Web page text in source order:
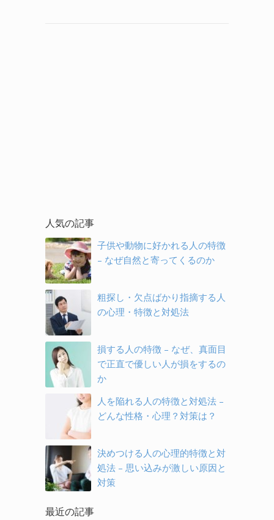
人気の記事
子供や動物に好かれる人の特徴
– なぜ自然と寄ってくるのか
粗探し・欠点ばかり指摘する人
の心理・特徴と対処法
損する人の特徴 – なぜ、真面目
で正直で優しい人が損をするの
か
人を陥れる人の特徴と対処法 –
どんな性格・心理？対策は？
決めつける人の心理的特徴と対
処法 – 思い込みが激しい原因と
対策
最近の記事